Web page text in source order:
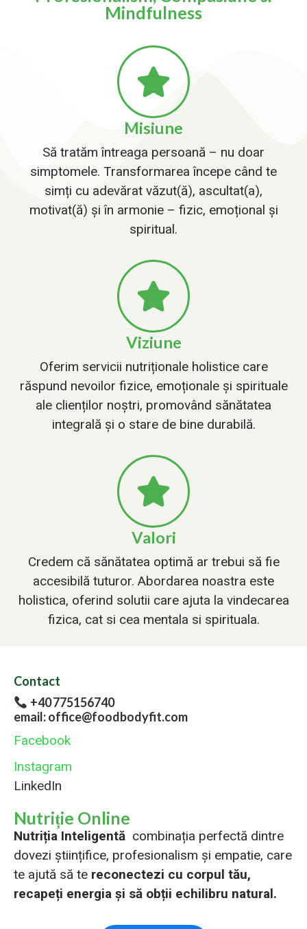
Mindfulness
Misiune
Să tratăm întreaga persoană – nu doar
simptomele. Transformarea începe când te
simți cu adevărat văzut(ă), ascultat(a),
motivat(ă) și în armonie – fizic, emoțional și
spiritual.
Viziune
Oferim servicii nutriționale holistice care
răspund nevoilor fizice, emoționale și spirituale
ale clienților noștri, promovând sănătatea
integrală și o stare de bine durabilă.
Valori
Credem că sănătatea optimă ar trebui să fie
accesibilă tuturor. Abordarea noastra este
holistica, oferind solutii care ajuta la vindecarea
fizica, cat si cea mentala si spirituala.
Contact
+40 775156740
email: office@foodbodyfit.com
Facebook
Instagram
LinkedIn
Nutriție Online
Nutriția Inteligentă combinația perfectă dintre
dovezi științifice, profesionalism și empatie, care
te ajută să te reconectezi cu corpul tău,
recapeți energia și să obții echilibru natural.